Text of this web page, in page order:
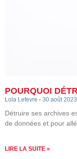
POURQUOI
Lola Lefevre 30 août 2023
Détruire ses archives
de données et pour
LIRE LA SUITE »